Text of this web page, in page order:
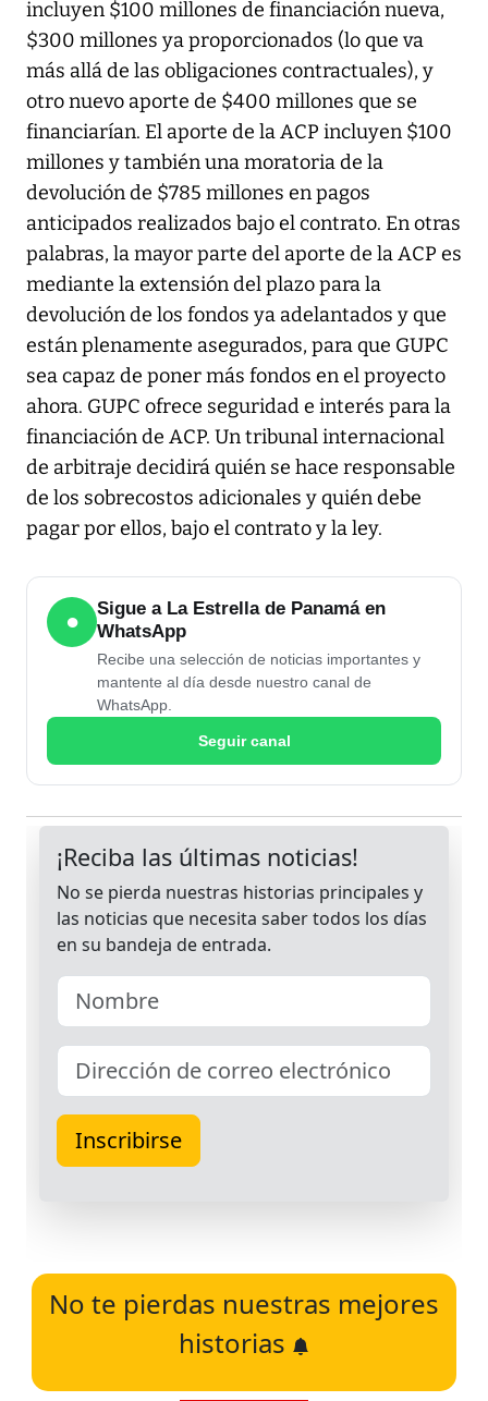
incluyen $100 millones de financiación nueva,
$300 millones ya proporcionados (lo que va
más allá de las obligaciones contractuales), y
otro nuevo aporte de $400 millones que se
financiarían. El aporte de la ACP incluyen $100
millones y también una moratoria de la
devolución de $785 millones en pagos
anticipados realizados bajo el contrato. En otras
palabras, la mayor parte del aporte de la ACP es
mediante la extensión del plazo para la
devolución de los fondos ya adelantados y que
están plenamente asegurados, para que GUPC
sea capaz de poner más fondos en el proyecto
ahora. GUPC ofrece seguridad e interés para la
financiación de ACP. Un tribunal internacional
de arbitraje decidirá quién se hace responsable
de los sobrecostos adicionales y quién debe
pagar por ellos, bajo el contrato y la ley.
●
Sigue a La Estrella de Panamá en
WhatsApp
Recibe una selección de noticias importantes y
mantente al día desde nuestro canal de
WhatsApp.
Seguir canal
No te pierdas nuestras mejores
historias